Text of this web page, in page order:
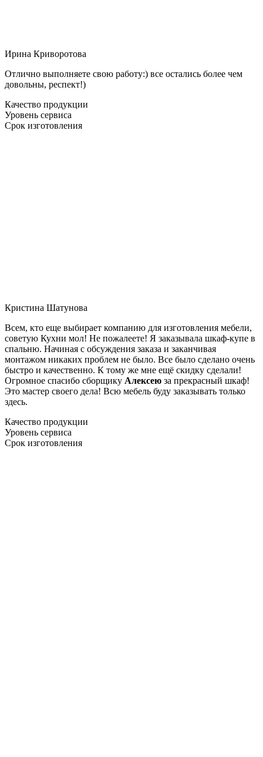
Ирина Криворотова
Отлично выполняете свою работу:) все остались более чем
довольны, респект!)
Качество продукции
Уровень сервиса
Срок изготовления
Кристина Шатунова
Всем, кто еще выбирает компанию для изготовления мебели,
советую Кухни мол! Не пожалеете! Я заказывала шкаф-купе в
спальню. Начиная с обсуждения заказа и заканчивая
монтажом никаких проблем не было. Все было сделано очень
быстро и качественно. К тому же мне ещё скидку сделали!
Огромное спасибо сборщику Алексею за прекрасный шкаф!
Это мастер своего дела! Всю мебель буду заказывать только
здесь.
Качество продукции
Уровень сервиса
Срок изготовления